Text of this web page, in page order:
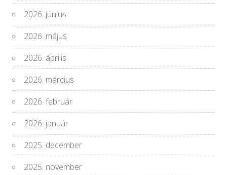
2026. június
2026. május
2026. április
2026. március
2026. február
2026. január
2025. december
2025. november